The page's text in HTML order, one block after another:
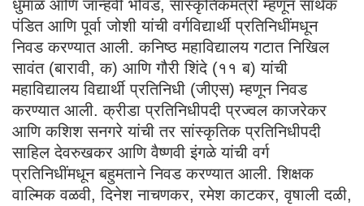
धुमाळ आणि जान्हवी भोवड, सांस्कृतिकमंत्री म्हणून सार्थक
पंडित आणि पूर्वा जोशी यांची वर्गविद्यार्थी प्रतिनिधींमधून
निवड करण्यात आली. कनिष्ठ महाविद्यालय गटात निखिल
सावंत (बारावी, क) आणि गौरी शिंदे (११ ब) यांची
महाविद्यालय विद्यार्थी प्रतिनिधी (जीएस) म्हणून निवड
करण्यात आली. क्रीडा प्रतिनिधीपदी प्रज्वल काजरेकर
आणि कशिश सनगरे यांची तर सांस्कृतिक प्रतिनिधीपदी
साहिल देवरुखकर आणि वैष्णवी इंगळे यांची वर्ग
प्रतिनिधींमधून बहुमताने निवड करण्यात आली. शिक्षक
वाल्मिक वळवी, दिनेश नाचणकर, रमेश काटकर, वृषाली दळी,